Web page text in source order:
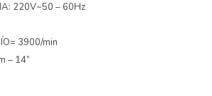
220V~50 – 60Hz
3900/min
– 14”